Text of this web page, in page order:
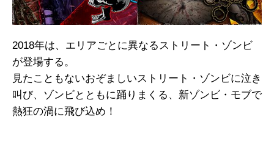
2018年は、エリアごとに異なるストリート・ゾンビ
が登場する。
見たこともないおぞましいストリート・ゾンビに泣き
叫び、ゾンビとともに踊りまくる、新ゾンビ・モブで
熱狂の渦に飛び込め！